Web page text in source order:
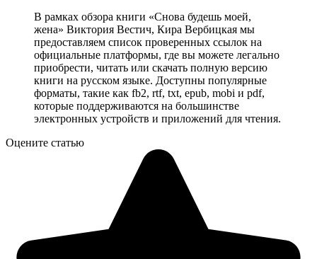
В рамках обзора книги «Снова будешь моей,
жена» Виктория Вестич, Кира Вербицкая мы
предоставляем список проверенных ссылок на
официальные платформы, где вы можете легально
приобрести, читать или скачать полную версию
книги на русском языке. Доступны популярные
форматы, такие как fb2, rtf, txt, epub, mobi и pdf,
которые поддерживаются на большинстве
электронных устройств и приложений для чтения.
Оцените статью